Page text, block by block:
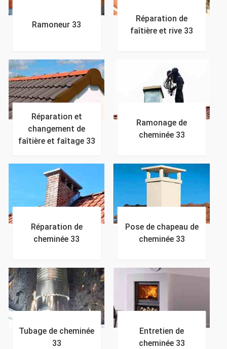
Ramoneur 33
Réparation de
faîtière et rive 33
Réparation et
changement de
faîtière et faîtage 33
Ramonage de
cheminée 33
Réparation de
cheminée 33
Pose de chapeau de
cheminée 33
Tubage de cheminée
33
Entretien de
cheminée 33